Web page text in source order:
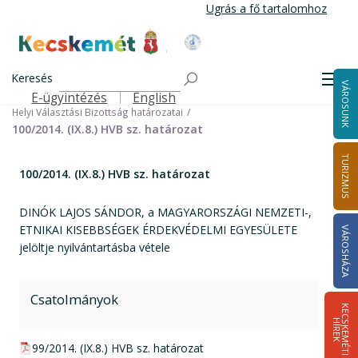
tartalomra
Ugrás a fő tartalomhoz
Kecskemét Város Honlapja
Keresés
Felső navigáció
E-ügyintézés English VÁROSUNK
TURIZMUS
VÁROSHÁZA
K
E
C
S
K
E
M
É
T
I
HÍ
R
E
K
Választási információk
Helyi önkormányzati képviselők és polgármester választás 2014
Helyi Választási Bizottság ülései, határozatai
Helyi Választási Bizottság határozatai
100/2014. (IX.8.) HVB sz. határozat
100/2014. (IX.8.) HVB sz. határozat
DINÓK LAJOS SÁNDOR, a MAGYARORSZÁGI NEMZETI-,
ETNIKAI KISEBBSÉGEK ÉRDEKVÉDELMI EGYESÜLETE
jelöltje nyilvántartásba vétele
Csatolmányok
pdf csatolmány:
99/2014. (IX.8.) HVB sz. határozat